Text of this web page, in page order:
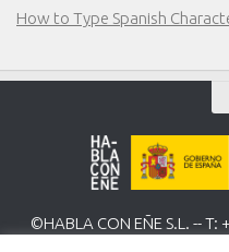
How to Type Spanish
©HABLA CON EÑE S.L. --